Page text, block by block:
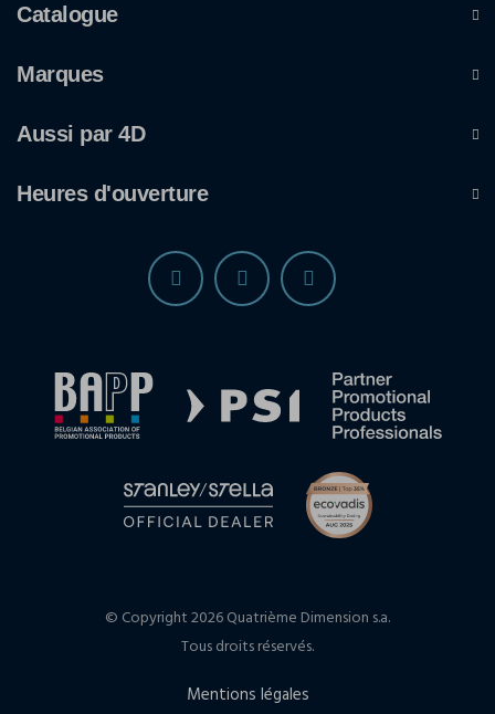
Catalogue
Marques
Aussi par 4D
Heures d'ouverture
© Copyright 2026 Quatrième Dimension s.a.
Tous droits réservés.
Mentions légales